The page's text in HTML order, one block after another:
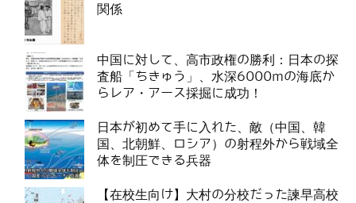
関係
中国に対して、高市政権の勝利：日本の探
査船「ちきゅう」、水深6000mの海底か
らレア・アース採掘に成功！
日本が初めて手に入れた、敵（中国、韓
国、北朝鮮、ロシア）の射程外から戦域全
体を制圧できる兵器
【在校生向け】大村の分校だった諫早高校